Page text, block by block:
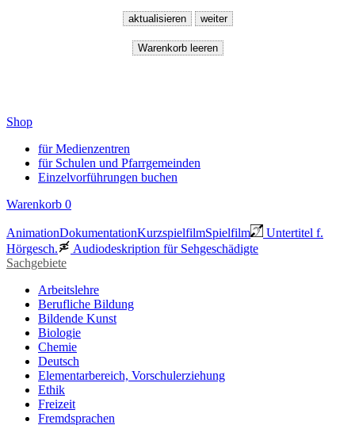
Shop
für Medienzentren
für Schulen und Pfarrgemeinden
Einzelvorführungen buchen
Warenkorb 0
AnimationDokumentationKurzspielfilmSpielfilm
Untertitel f.
Hörgesch.
Audiodeskription für Sehgeschädigte
Sachgebiete
Arbeitslehre
Berufliche Bildung
Bildende Kunst
Biologie
Chemie
Deutsch
Elementarbereich, Vorschulerziehung
Ethik
Freizeit
Fremdsprachen